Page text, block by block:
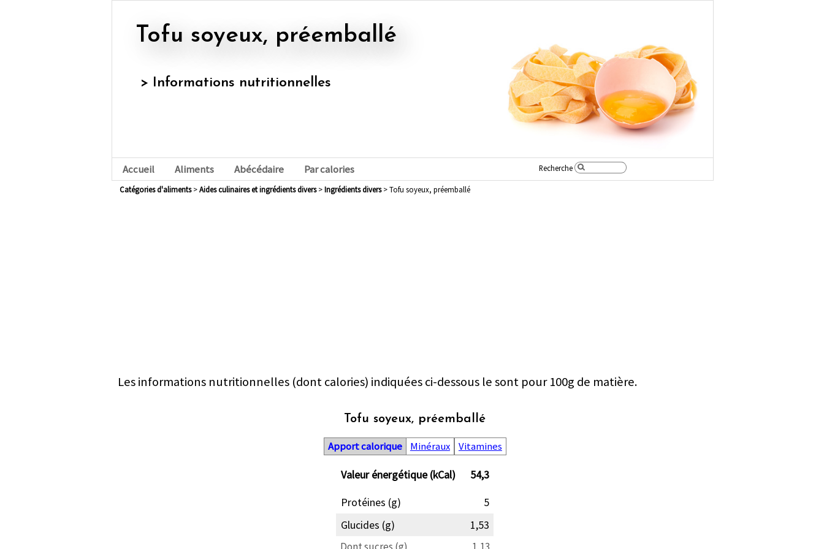
Tofu soyeux, préemballé
> Informations nutritionnelles
Accueil Aliments Abécédaire Par calories Recherche
Catégories d'aliments> aides culinaires et ingrédients divers> ingrédients divers> Tofu soyeux, préemballé
Les informations nutritionnelles (dont calories) indiquées ci-dessous le sont pour 100g de matière.
Tofu soyeux, préemballé
Apport calorique Minéraux Vitamines
Valeur énergétique (kCal)
54,3
Protéines (g)
5
Glucides (g)
1,53